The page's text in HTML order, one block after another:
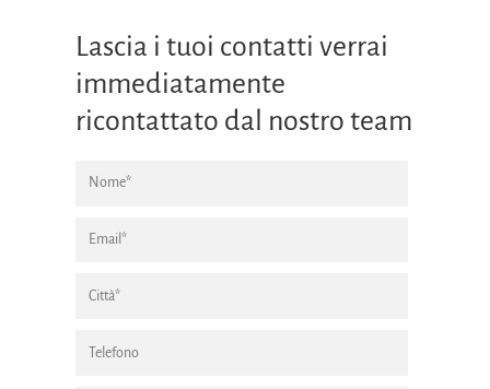
Lascia i tuoi contatti verrai
immediatamente
ricontattato dal nostro team